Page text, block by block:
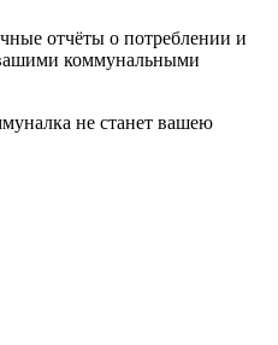
отчёты о потреблении и
коммунальными
не станет вашею